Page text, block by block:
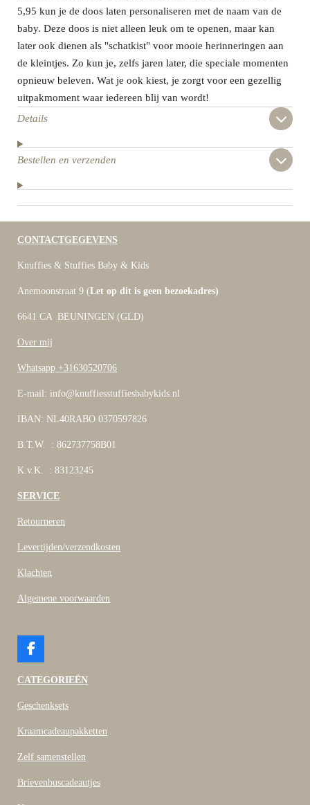
5,95 kun je de doos laten personaliseren met de naam van de
baby. Deze doos is niet alleen leuk om te openen, maar kan
later ook dienen als "schatkist" voor mooie herinneringen aan
de kleintjes. Zo kun je, zelfs jaren later, die speciale momenten
opnieuw beleven. Wat je ook kiest, je zorgt voor een gezellig
uitpakmoment waar iedereen blij van wordt!
Details
Bestellen en verzenden
CONTACTGEGEVENS
Knuffies & Stuffies Baby & Kids
Anemoonstraat 9 (Let op dit is geen bezoekadres)
6641 CA BEUNINGEN (GLD)
Over mij
Whatsapp +31630520706
E-mail: info@knuffiesstuffiesbabykids.nl
IBAN: NL40RABO 0370597826
B.T.W. : 862737758B01
K.v.K. : 83123245
SERVICE
Retourneren
Levertijden/verzendkosten
Klachten
Algemene voorwaarden
F
c
b
o
CATEGORIEËN
Geschenksets
Kraamcadeaupakketten
Zelf samenstellen
Brievenbuscadeautjes